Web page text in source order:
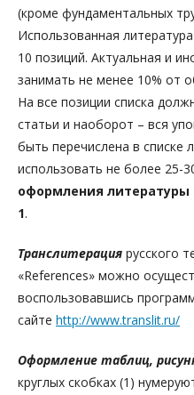
(кроме фундаментальных
Использованная
10 позиций. Актуальная и
занимать не менее 10% от
На все позиции списка
статьи и наоборот – вся
быть перечислена в списке
использовать не более 25-
оформления
1.
Транслитерация русского
«References» можно
воспользовавшись
сайте http://www.translit.ru/
Оформление таблиц,
круглых скобках (1)